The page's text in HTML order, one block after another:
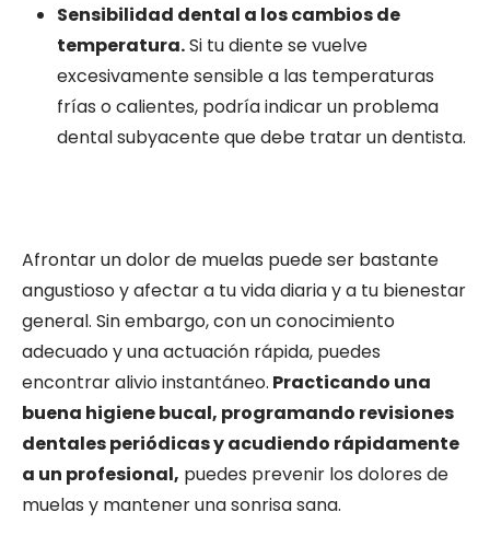
Sensibilidad dental a los cambios de
temperatura.Si tu diente se vuelve
excesivamente sensible a las temperaturas
frías o calientes, podría indicar un problema
dental subyacente que debe tratar un dentista.
Afrontar un dolor de muelas puede ser bastante
angustioso y afectar a tu vida diaria y a tu bienestar
general. Sin embargo, con un conocimiento
adecuado y una actuación rápida, puedes
encontrar alivio instantáneo. Practicando una
buena higiene bucal, programando revisiones
dentales periódicas y acudiendo rápidamente
a un profesional, puedes prevenir los dolores de
muelas y mantener una sonrisa sana.